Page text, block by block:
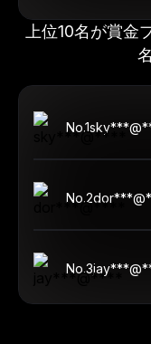
上位10名が賞金
No.1
No.2
No.3